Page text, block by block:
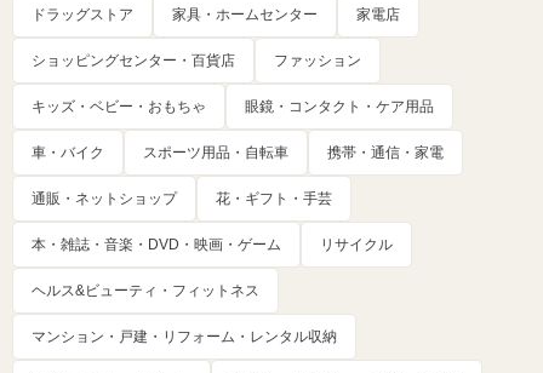
ドラッグストア 家具・ホームセンター 家電店
ショッピングセンター・百貨店 ファッション
キッズ・ベビー・おもちゃ 眼鏡・コンタクト・ケア用品
車・バイク スポーツ用品・自転車 携帯・通信・家電
通販・ネットショップ 花・ギフト・手芸
本・雑誌・音楽・DVD・映画・ゲーム リサイクル
ヘルス&ビューティ・フィットネス
マンション・戸建・リフォーム・レンタル収納